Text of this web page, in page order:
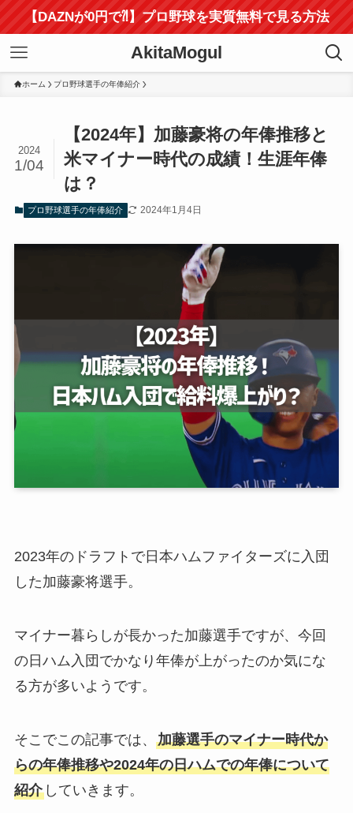
【DAZNが0円で⁈】プロ野球を実質無料で見る方法
AkitaMogul
ホーム プロ野球選手の年俸紹介
【2024年】加藤豪将の年俸推移と
米マイナー時代の成績！生涯年俸
は？
2024
1/04
プロ野球選手の年俸紹介 2024年1月4日
2023年のドラフトで日本ハムファイターズに入団
した加藤豪将選手。
マイナー暮らしが長かった加藤選手ですが、今回
の日ハム入団でかなり年俸が上がったのか気にな
る方が多いようです。
そこでこの記事では、 加藤選手のマイナー時代か
らの年俸推移や2024年の日ハムでの年俸について
紹介していきます。